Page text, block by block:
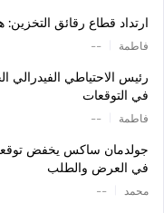
ارتداد قطاع رقائق
فاطمة --
رئيس الاحتياطي الفيدرالي
في التوقعات
فاطمة --
في العرض والطلب
محمد --